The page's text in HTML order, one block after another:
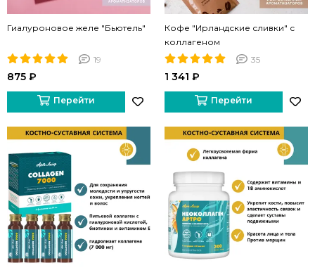
Гиалуроновое желе "Бьютель"
19
875 ₽
Перейти
Кофе "Ирландские сливки" с
коллагеном
35
1 341 ₽
Перейти